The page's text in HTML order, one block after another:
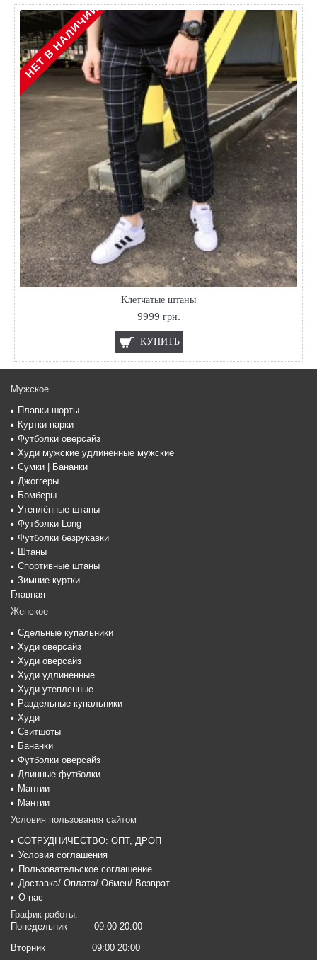
НЕТ В НАЛИЧИИ
Клетчатые штаны
9999 грн.
КУПИТЬ
Мужское
Плавки-шорты
Куртки парки
Футболки оверсайз
Худи мужские удлиненные мужские
Сумки | Бананки
Джоггеры
Бомберы
Утеплённые штаны
Футболки Long
Футболки безрукавки
Штаны
Спортивные штаны
Зимние куртки
Главная
Женское
Сдельные купальники
Худи оверсайз
Худи оверсайз
Худи удлиненные
Худи утепленные
Раздельные купальники
Худи
Свитшоты
Бананки
Футболки оверсайз
Длинные футболки
Мантии
Мантии
Условия пользования сайтом
СОТРУДНИЧЕСТВО: ОПТ, ДРОП
Условия соглашения
Пользовательское соглашение
Доставка/ Оплата/ Обмен/ Возврат
О нас
График работы:
Понедельник
09:00 20:00
Вторник
09:00 20:00